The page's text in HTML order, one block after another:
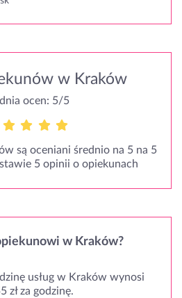
w Kraków
ocen: 5/5
są oceniani średnio na 5 na 5
5 opinii o opiekunach
w Kraków?
usług w Kraków wynosi
zł za godzinę.